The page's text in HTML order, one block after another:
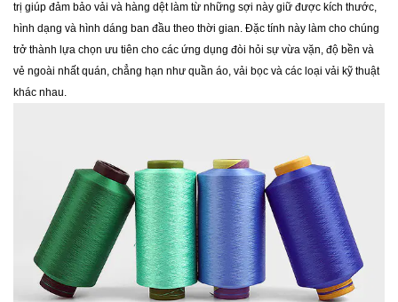
trị giúp đảm bảo vải và hàng dệt làm từ những sợi này giữ được kích thước,
hình dạng và hình dáng ban đầu theo thời gian. Đặc tính này làm cho chúng
trở thành lựa chọn ưu tiên cho các ứng dụng đòi hỏi sự vừa vặn, độ bền và
vẻ ngoài nhất quán, chẳng hạn như quần áo, vải bọc và các loại vải kỹ thuật
khác nhau.